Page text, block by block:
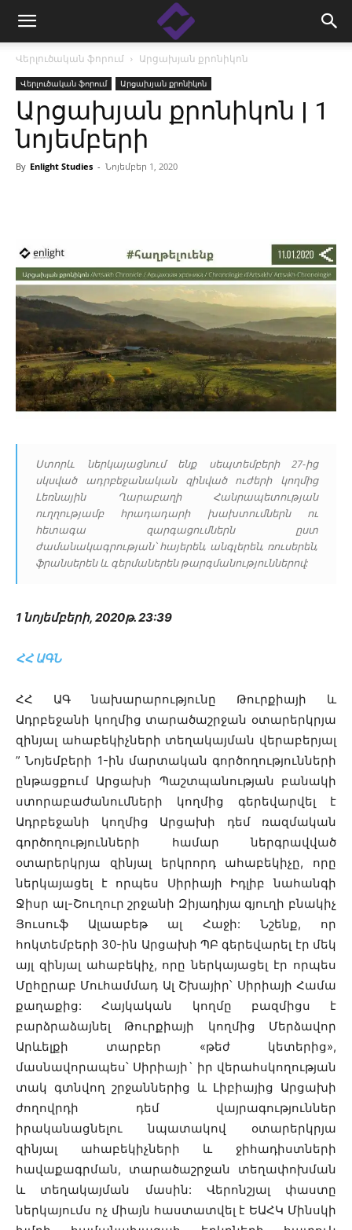
Վերլուծական ֆորում Արցախյան քրոնիկոն
Վերլուծական ֆորում Արցախյան քրոնիկոն
Արցախյան քրոնիկոն | 1
նոյեմբերի
By Enlight Studies - Նոյեմբեր 1, 2020
Ստորև ներկայացնում ենք սեպտեմբերի 27-ից
սկսված ադրբեջանական զինված ուժերի կողմից
Լեռնային Ղարաբաղի Հանրապետության
ուղղությամբ հրադադարի խախտումներն ու
հետագա զարգացումներն ըստ
ժամանակագրության՝ հայերեն, անգլերեն, ռուսերեն,
ֆրանսերեն և գերմաներեն թարգմանություններով:
1 նոյեմբերի, 2020թ. 23:39
ՀՀ ԱԳՆ
ՀՀ ԱԳ նախարարությունը Թուրքիայի և
Ադրբեջանի կողմից տարածաշրջան օտարերկրյա
զինյալ ահաբեկիչների տեղակայման վերաբերյալ
” Նոյեմբերի 1-ին մարտական գործողությունների
ընթացքում Արցախի Պաշտպանության բանակի
ստորաբաժանումների կողմից գերեվարվել է
Ադրբեջանի կողմից Արցախի դեմ ռազմական
գործողությունների համար ներգրավված
օտարերկրյա զինյալ երկրորդ ահաբեկիչը, որը
ներկայացել է որպես Սիրիայի Իդլիբ նահանգի
Ջիսր ալ-Շուղուր շրջանի Զիյադիյա գյուղի բնակիչ
Յուսուֆ Ալաաբեթ ալ Հաջի: Նշենք, որ
հոկտեմբերի 30-ին Արցախի ՊԲ գերեվարել էր մեկ
այլ զինյալ ահաբեկիչ, որը ներկայացել էր որպես
Մըհըրաբ Մուհամմադ Ալ Շխայիր՝ Սիրիայի Համա
քաղաքից: Հայկական կողմը բազմիցս է
բարձրաձայնել Թուրքիայի կողմից Մերձավոր
Արևելքի տարբեր «թեժ կետերից»,
մասնավորապես՝ Սիրիայի` իր վերահսկողության
տակ գտնվող շրջաններից և Լիբիայից Արցախի
ժողովրդի դեմ վայրագություններ
իրականացնելու նպատակով օտարերկրյա
զինյալ ահաբեկիչների և ջիհադիստների
հավաքագրման, տարածաշրջան տեղափոխման
և տեղակայման մասին: Վերոնշյալ փաստը
ներկայումս ոչ միայն հաստատվել է ԵԱՀԿ Մինսկի